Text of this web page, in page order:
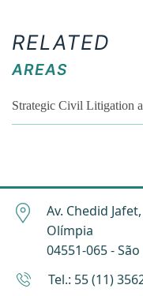
RELATED
AREAS
Strategic Civil Litigation
Av. Chedid
Olímpia
04551-065 -
Tel.: 55 (11)